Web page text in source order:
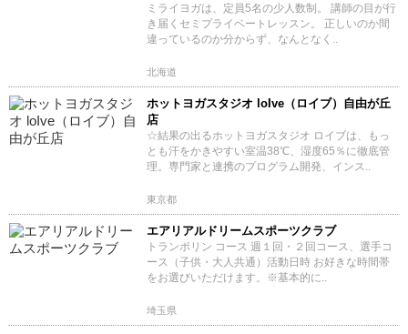
ミライヨガは、定員5名の少人数制。 講師の目が行
き届くセミプライベートレッスン。 正しいのか間
違っているのか分からず、なんとなく..
北海道
ホットヨガスタジオ loIve（ロイブ）自由が丘
店
☆結果の出るホットヨガスタジオ ロイブは、もっ
とも汗をかきやすい室温38℃、湿度65％に徹底管
理。専門家と連携のプログラム開発、インス..
東京都
エアリアルドリームスポーツクラブ
トランポリン コース 週１回・２回コース、選手コ
ース（子供・大人共通）活動日時 お好きな時間帯
をお選びいただけます。※基本的に..
埼玉県